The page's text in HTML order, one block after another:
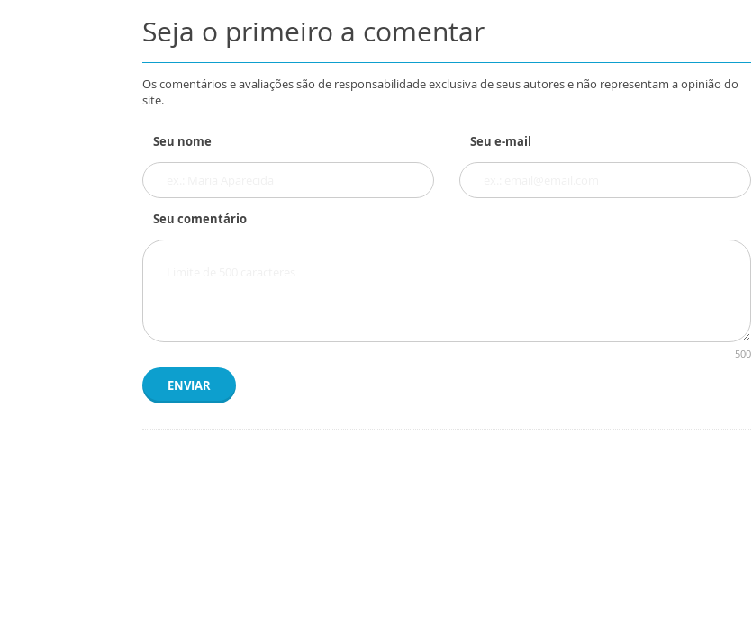
Seja o primeiro a comentar
Os comentários e avaliações são de responsabilidade exclusiva de seus autores e não representam a opinião do
site.
Seu nome Seu e-mail
Seu comentário
500
ENVIAR